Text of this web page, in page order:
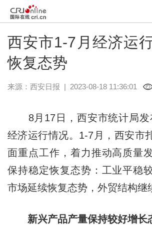
西安市1-7月经济运
恢复态势
来源： 西安日报 | 2023-08-18 11:36:01
8月17日，西安市统计局发
经济运行情况。1-7月，西安市
面重点工作，着力推动高质量
保持稳定恢复态势：工业平稳
市场延续恢复态势，外贸结构继
新兴产品产量保持较好增长